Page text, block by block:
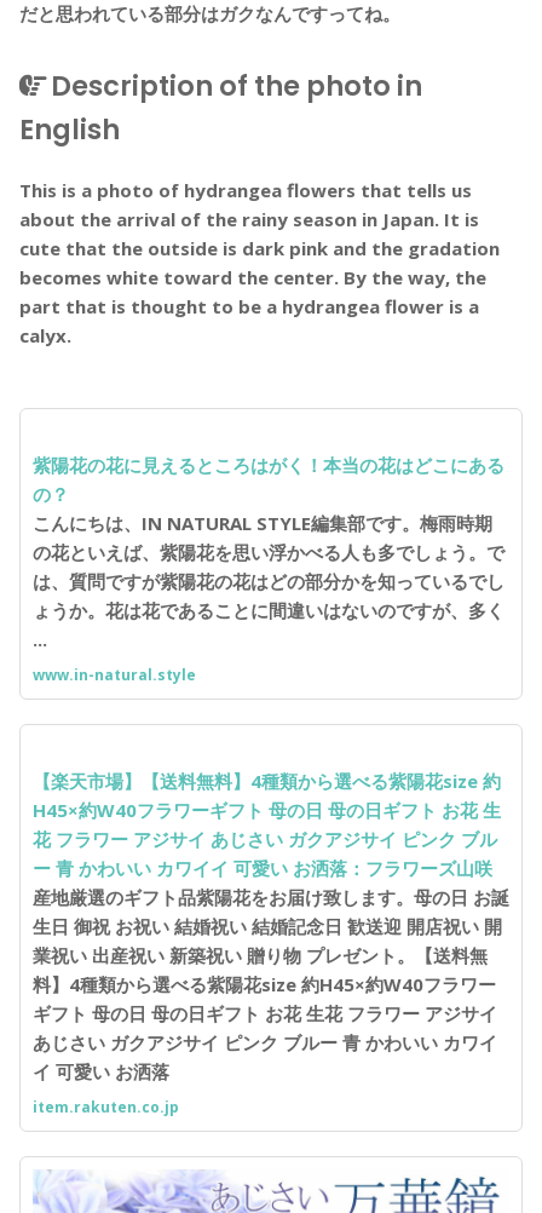
だと思われている部分はガクなんですってね。
Description of the photo in
English
This is a photo of hydrangea flowers that tells us
about the arrival of the rainy season in Japan. It is
cute that the outside is dark pink and the gradation
becomes white toward the center. By the way, the
part that is thought to be a hydrangea flower is a
calyx.
紫陽花の花に見えるところはがく！本当の花はどこにある
の？
こんにちは、IN NATURAL STYLE編集部です。梅雨時期
の花といえば、紫陽花を思い浮かべる人も多でしょう。で
は、質問ですが紫陽花の花はどの部分かを知っているでし
ょうか。花は花であることに間違いはないのですが、多く
...
www.in-natural.style
【楽天市場】【送料無料】4種類から選べる紫陽花size 約
H45×約W40フラワーギフト 母の日 母の日ギフト お花 生
花 フラワー アジサイ あじさい ガクアジサイ ピンク ブル
ー 青 かわいい カワイイ 可愛い お洒落：フラワーズ山咲
産地厳選のギフト品紫陽花をお届け致します。母の日 お誕
生日 御祝 お祝い 結婚祝い 結婚記念日 歓送迎 開店祝い 開
業祝い 出産祝い 新築祝い 贈り物 プレゼント。【送料無
料】4種類から選べる紫陽花size 約H45×約W40フラワー
ギフト 母の日 母の日ギフト お花 生花 フラワー アジサイ
あじさい ガクアジサイ ピンク ブルー 青 かわいい カワイ
イ 可愛い お洒落
item.rakuten.co.jp